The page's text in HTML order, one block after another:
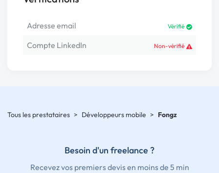
Adresse email Vérifié
Compte LinkedIn Non-vérifié
Tous les prestataires > Développeurs mobile > Fongz
Besoin d'un freelance ?
Recevez vos premiers devis en moins de 5 min